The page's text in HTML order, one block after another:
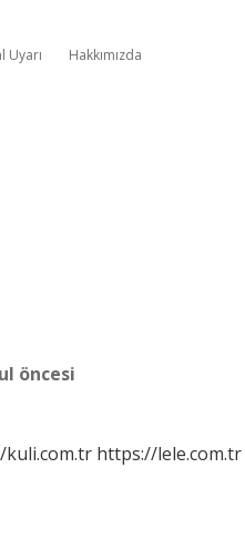
Uyarı Hakkımızda
öncesi
https://lele.com.tr